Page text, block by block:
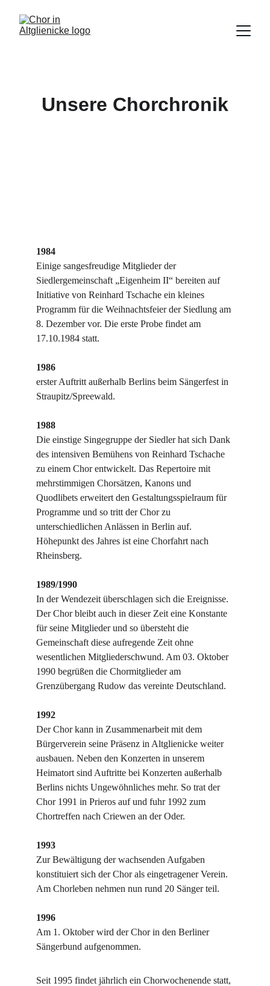
Unsere Chorchronik
1984
Einige sangesfreudige Mitglieder der
Siedlergemeinschaft „Eigenheim II“ bereiten auf
Initiative von Reinhard Tschache ein kleines
Programm für die Weihnachtsfeier der Siedlung am
8. Dezember vor. Die erste Probe findet am
17.10.1984 statt.
1986
erster Auftritt außerhalb Berlins beim Sängerfest in
Straupitz/Spreewald.
1988
Die einstige Singegruppe der Siedler hat sich Dank
des intensiven Bemühens von Reinhard Tschache
zu einem Chor entwickelt. Das Repertoire mit
mehrstimmigen Chorsätzen, Kanons und
Quodlibets erweitert den Gestaltungsspielraum für
Programme und so tritt der Chor zu
unterschiedlichen Anlässen in Berlin auf.
Höhepunkt des Jahres ist eine Chorfahrt nach
Rheinsberg.
1989/1990
In der Wendezeit überschlagen sich die Ereignisse.
Der Chor bleibt auch in dieser Zeit eine Konstante
für seine Mitglieder und so übersteht die
Gemeinschaft diese aufregende Zeit ohne
wesentlichen Mitgliederschwund. Am 03. Oktober
1990 begrüßen die Chormitglieder am
Grenzübergang Rudow das vereinte Deutschland.
1992
Der Chor kann in Zusammenarbeit mit dem
Bürgerverein seine Präsenz in Altglienicke weiter
ausbauen. Neben den Konzerten in unserem
Heimatort sind Auftritte bei Konzerten außerhalb
Berlins nichts Ungewöhnliches mehr. So trat der
Chor 1991 in Prieros auf und fuhr 1992 zum
Chortreffen nach Criewen an der Oder.
1993
Zur Bewältigung der wachsenden Aufgaben
konstituiert sich der Chor als eingetragener Verein.
Am Chorleben nehmen nun rund 20 Sänger teil.
1996
Am 1. Oktober wird der Chor in den Berliner
Sängerbund aufgenommen.
Seit 1995 findet jährlich ein Chorwochenende statt,